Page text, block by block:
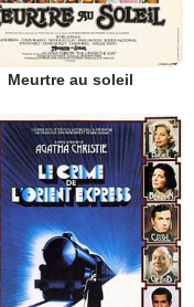
Meurtre au soleil